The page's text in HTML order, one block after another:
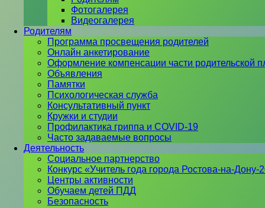
Фотогалерея
Видеогалерея
Родителям
Программа просвещения родителей
Онлайн анкетирование
Оформление компенсации части родительской
Объявления
Памятки
Психологическая служба
Консультативный пункт
Кружки и студии
Профилактика гриппа и COVID-19
Часто задаваемые вопросы
Деятельность
Социальное партнерство
Конкурс «Учитель года города Ростова-на-Дону-
Центры активности
Обучаем детей ПДД
Безопасность